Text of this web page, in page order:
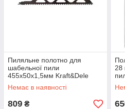
Пиляльне полотно для
шабельної пили
455х50х1,5мм Kraft&Dele
KD10781 пиляльне полотно
riven
Немає в наявності
809 ₴
28